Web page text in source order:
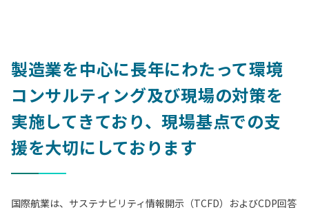
製造業を中心に長年にわたって環境
コンサルティング及び現場の対策を
実施してきており、現場基点での支
援を大切にしております
国際航業は、サステナビリティ情報開示（TCFD）およびCDP回答